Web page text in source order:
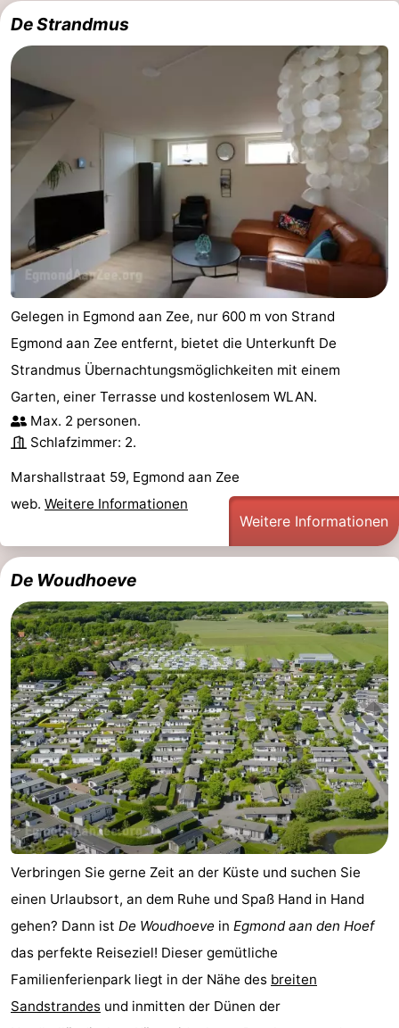
De Strandmus
Gelegen in Egmond aan Zee, nur 600 m von Strand
Egmond aan Zee entfernt, bietet die Unterkunft De
Strandmus Übernachtungsmöglichkeiten mit einem
Garten, einer Terrasse und kostenlosem WLAN.
Max. 2 personen.
Schlafzimmer: 2.
Marshallstraat 59, Egmond aan Zee
web. Weitere Informationen
Weitere Informationen
De Woudhoeve
Verbringen Sie gerne Zeit an der Küste und suchen Sie
einen Urlaubsort, an dem Ruhe und Spaß Hand in Hand
gehen? Dann ist De Woudhoeve in Egmond aan den Hoef
das perfekte Reiseziel! Dieser gemütliche
Familienferienpark liegt in der Nähe des breiten
Sandstrandes und inmitten der Dünen der